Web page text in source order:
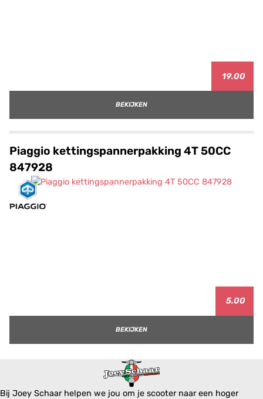
19.00
BEKIJKEN
Piaggio kettingspannerpakking 4T 50CC
847928
5.00
BEKIJKEN
Bij Joey Schaar helpen we jou om je scooter naar een hoger